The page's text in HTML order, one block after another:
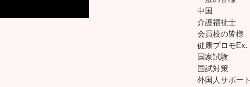
中国
介護福祉士
会員校の皆様
健康プロモEx.
国家試験
国試対策
外国人サポート